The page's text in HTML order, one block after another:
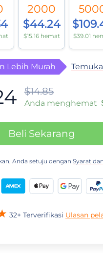
2000
$44.24
$15.16 hemat $39.01
Lebih Murah
$14.85
Anda menghemat
Beli Sekarang
Anda setuju dengan Syarat
32+ Terverifikasi Ulasan